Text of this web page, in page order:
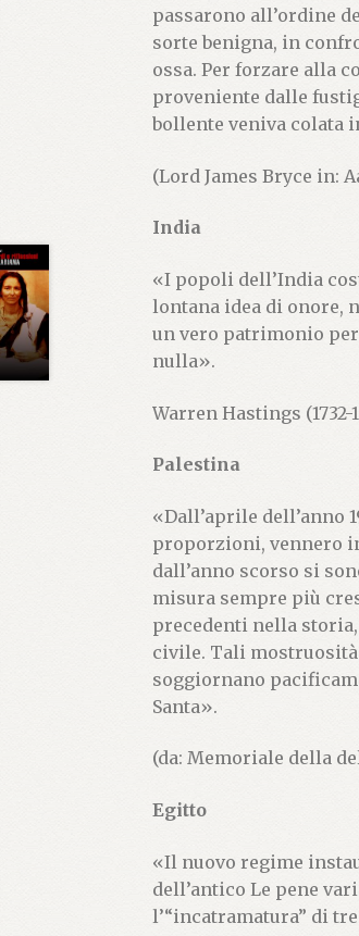
passarono all’ordine
sorte benigna, in
ossa. Per forzare alla
proveniente dalle
bollente veniva colata
(Lord James Bryce in:
India
«I popoli dell’India
lontana idea di onore,
un vero patrimonio
nulla».
Warren Hastings
Palestina
«Dall’aprile dell’anno
proporzioni, vennero
dall’anno scorso si
misura sempre più
precedenti nella
civile. Tali
soggiornano
Santa».
(da: Memoriale della
Egitto
«Il nuovo regime
dell’antico Le pene
l’“incatramatura” di